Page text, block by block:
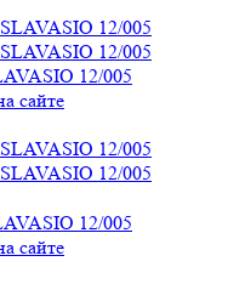
12/005
сайте
12/005
сайте